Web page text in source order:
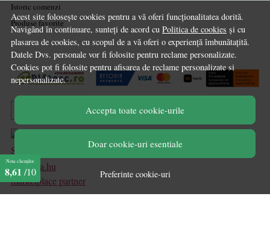
Acest site folosește cookies pentru a vă oferi funcționalitatea dorită.
Navigând în continuare, sunteți de acord cu Politica de cookies și cu
plasarea de cookies, cu scopul de a vă oferi o experiență îmbunătațită.
Datele Dvs. personale vor fi folosite pentru reclame personalizate.
Cookies pot fi folosite pentru afisarea de reclame personalizate si
nepersonalizate.
Accepta toate cookie-urile
Doar cookie-uri esentiale
Preferinte cookie-uri
Istoric comenzi
Produse favorite
marketplace partner
Nota clienților
8,61 /10